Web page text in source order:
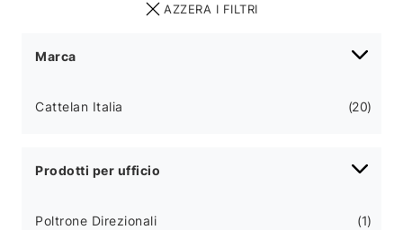
AZZERA I FILTRI
Marca
Cattelan Italia 20
Prodotti per ufficio
Poltrone Direzionali 1